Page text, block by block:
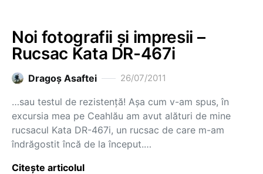
Noi fotografii și impresii –
Rucsac Kata DR-467i
Dragoş Asaftei 26/07/2011
…sau testul de rezistență! Așa cum v-am spus, în
excursia mea pe Ceahlău am avut alături de mine
rucsacul Kata DR-467i, un rucsac de care m-am
îndrăgostit încă de la început.…
Citește articolul